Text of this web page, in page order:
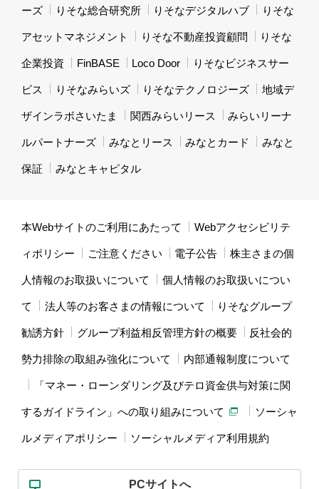
ーズ りそな総合研究所 りそなデジタルハブ りそな
アセットマネジメント りそな不動産投資顧問 りそな
企業投資 FinBASE Loco Door りそなビジネスサー
ビス りそなみらいズ りそなテクノロジーズ 地域デ
ザインラボさいたま 関西みらいリース みらいリーナ
ルパートナーズ みなとリース みなとカード みなと
保証 みなとキャピタル
本Webサイトのご利用にあたって Webアクセシビリテ
ィポリシー ご注意ください 電子公告 株主さまの個
人情報のお取扱いについて 個人情報のお取扱いについ
て 法人等のお客さまの情報について りそなグループ
勧誘方針 グループ利益相反管理方針の概要 反社会的
勢力排除の取組み強化について 内部通報制度について
「マネー・ローンダリング及びテロ資金供与対策に関
するガイドライン」への取り組みについて ソーシャ
ルメディアポリシー ソーシャルメディア利用規約
PCサイトへ